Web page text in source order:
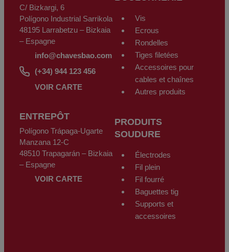
d'une photocopie de sa carte d'identité à CHAVES BILBAO, S.L.
C/Bizkargi, 6 Polígono Industrial Sarrikola 48195 Larrabetzu - Bizkaia -
Espagne ou par le biais de l'adresse électronique
C/ Bizkargi, 6
Polígono Industrial Sarrikola
48195 Larrabetzu – Bizkaia
– Espagne
info@chavesbao.com
(+34) 944 123 456
VOIR CARTE
ENTREPÔT
Polígono Trápaga-Ugarte
Manzana 12-C
48510 Trapagarán – Bizkaia
– Espagne
VOIR CARTE
Vis
Ecrous
Rondelles
Tiges filetées
Accessoires pour
cables et chaînes
Autres produits
PRODUITS
SOUDURE
Électrodes
Fil plein
Fil fourré
Baguettes tig
Supports et
accessoires